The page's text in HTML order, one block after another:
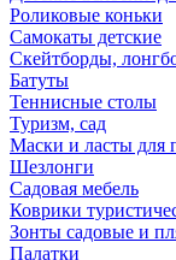
Роликовые коньки
Самокаты детские
Скейтборды,
Батуты
Теннисные столы
Туризм, сад
Маски и ласты для
Шезлонги
Садовая мебель
Коврики
Зонты садовые и
Палатки